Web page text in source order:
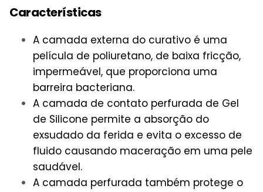
Características
A camada externa do curativo é uma
película de poliuretano, de baixa fricção,
impermeável, que proporciona uma
barreira bacteriana.
A camada de contato perfurada de Gel
de Silicone permite a absorção do
exsudado da ferida e evita o excesso de
fluido causando maceração em uma pele
saudável.
A camada perfurada também protege o